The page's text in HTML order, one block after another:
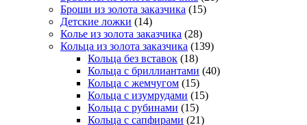
Броши из золота заказчика (15)
Детские ложки (14)
Колье из золота заказчика (28)
Кольца из золота заказчика (139)
Кольца без вставок (18)
Кольца с бриллиантами (40)
Кольца с жемчугом (15)
Кольца с изумрудами (15)
Кольца с рубинами (15)
Кольца с сапфирами (21)